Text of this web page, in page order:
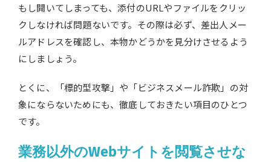
もし開いてしまっても、添付のURLやファイルをクリッ
クしなければ問題ないです。その際は必ず、差出人メー
ルアドレスを確認し、本物かどうかを見分けさせるよう
にしましょう。
とくに、「標的型攻撃」や「ビジネスメール詐欺」の対
象にならないためにも、徹底しておきたい項目のひとつ
です。
業務以外のWebサイトを閲覧させな